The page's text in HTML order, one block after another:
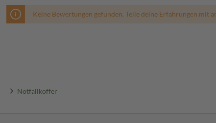
Keine Bewertungen gefunden. Teile deine Erfahrungen mit
Notfallkoffer